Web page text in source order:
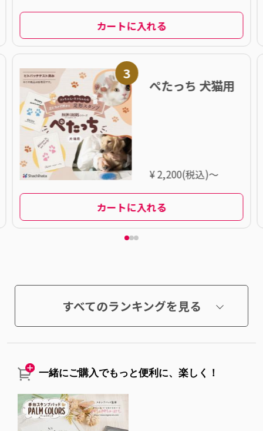
カートに入れる
3
ぺたっち 犬猫用
¥ 2,200(税込)～
カートに入れる
すべてのランキングを見る
一緒にご購入でもっと便利に、楽しく！